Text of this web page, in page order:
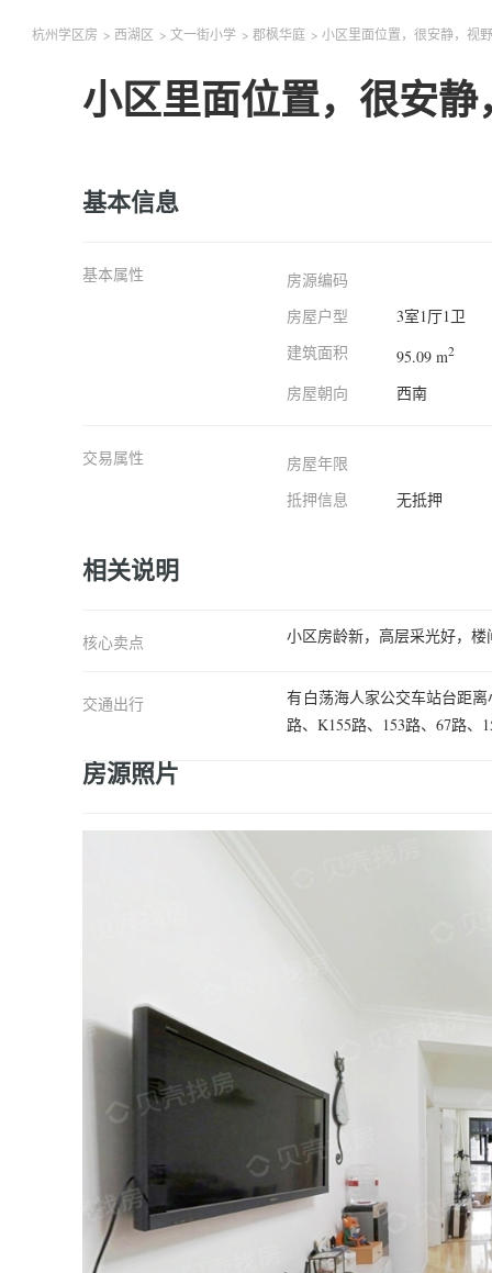
杭州学区房 > 西湖区 >文一街小学 >郡枫华庭 >小区里面位置，很安静，视
小区里面位置，很安
基本信息
基本属性
房源编码
房屋户型
3室1厅1卫
建筑面积
95.09 m2
房屋朝向 西南
交易属性
房屋年限
抵押信息
无抵押
相关说明
核心卖点 小区房龄新，高层采光好，
交通出行
有白荡海人家公交车站台距离
路、K155路、153路、67路、
房源照片